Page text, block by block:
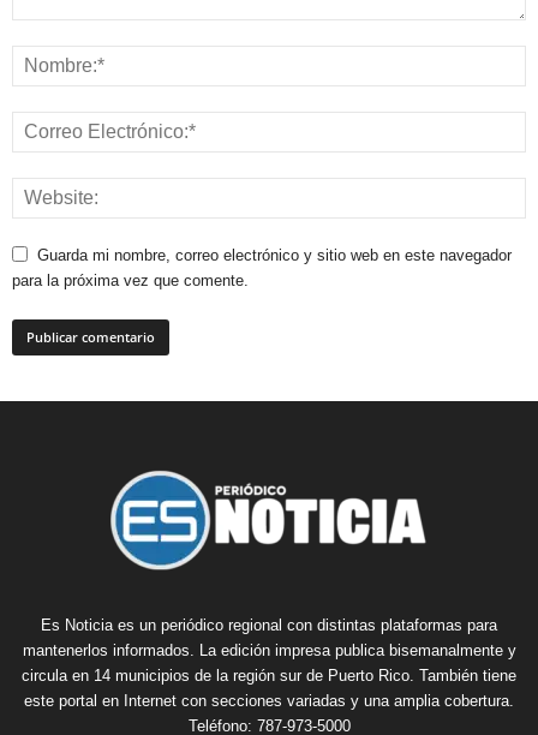
Guarda mi nombre, correo electrónico y sitio web en este navegador
para la próxima vez que comente.
Es Noticia es un periódico regional con distintas plataformas para
mantenerlos informados. La edición impresa publica bisemanalmente y
circula en 14 municipios de la región sur de Puerto Rico. También tiene
este portal en Internet con secciones variadas y una amplia cobertura.
Teléfono: 787-973-5000